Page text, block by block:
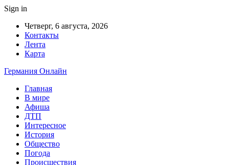
Sign in
Четверг, 6 августа, 2026
Контакты
Лента
Карта
Германия Онлайн
Главная
В мире
Афиша
ДТП
Интересное
История
Общество
Погода
Происшествия